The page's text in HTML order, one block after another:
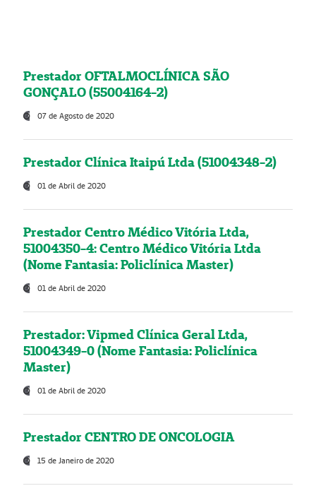
Prestador OFTALMOCLÍNICA SÃO
GONÇALO (55004164-2)
07 de Agosto de 2020
Prestador Clínica Itaipú Ltda (51004348-2)
01 de Abril de 2020
Prestador Centro Médico Vitória Ltda,
51004350-4: Centro Médico Vitória Ltda
(Nome Fantasia: Policlínica Master)
01 de Abril de 2020
Prestador: Vipmed Clínica Geral Ltda,
51004349-0 (Nome Fantasia: Policlínica
Master)
01 de Abril de 2020
Prestador CENTRO DE ONCOLOGIA
15 de Janeiro de 2020